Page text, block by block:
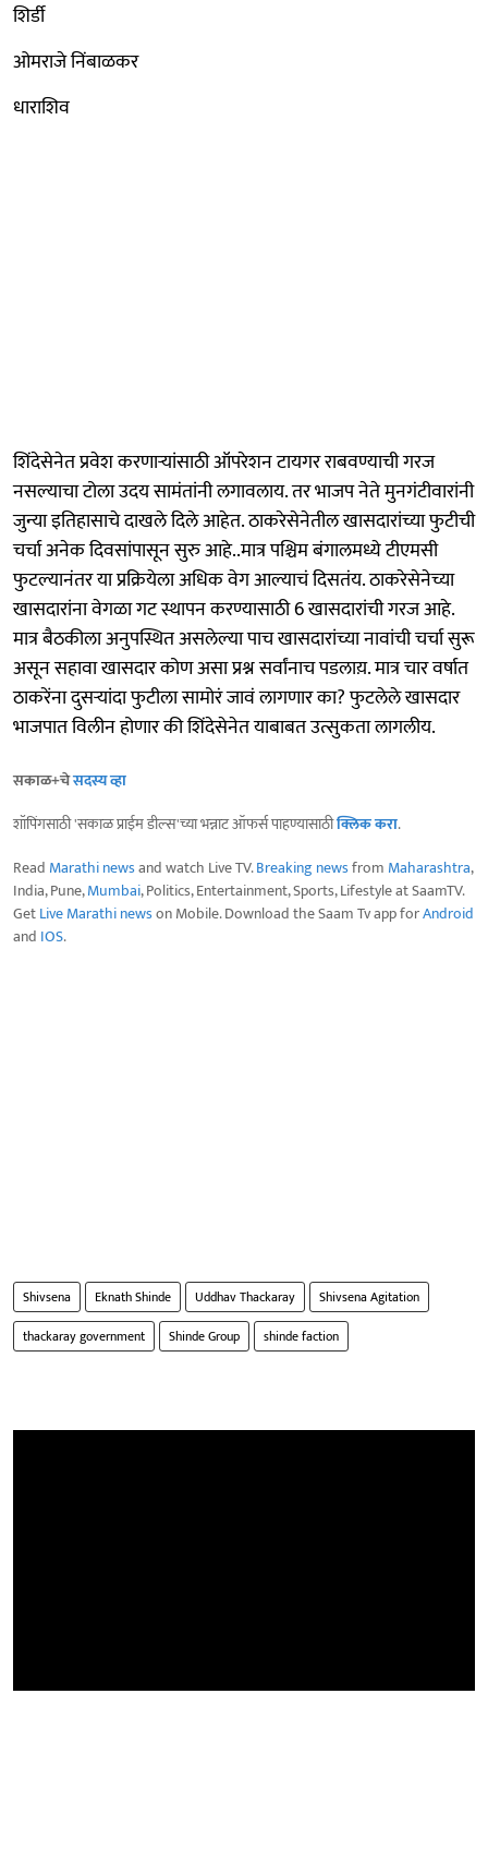
शिर्डी
ओमराजे निंबाळकर
धाराशिव
शिंदेसेनेत प्रवेश करणाऱ्यांसाठी ऑपरेशन टायगर राबवण्याची गरज
नसल्याचा टोला उदय सामंतांनी लगावलाय. तर भाजप नेते मुनगंटीवारांनी
जुन्या इतिहासाचे दाखले दिले आहेत. ठाकरेसेनेतील खासदारांच्या फुटीची
चर्चा अनेक दिवसांपासून सुरु आहे..मात्र पश्चिम बंगालमध्ये टीएमसी
फुटल्यानंतर या प्रक्रियेला अधिक वेग आल्याचं दिसतंय. ठाकरेसेनेच्या
खासदारांना वेगळा गट स्थापन करण्यासाठी 6 खासदारांची गरज आहे.
मात्र बैठकीला अनुपस्थित असलेल्या पाच खासदारांच्या नावांची चर्चा सुरू
असून सहावा खासदार कोण असा प्रश्न सर्वांनाच पडलाय़. मात्र चार वर्षात
ठाकरेंना दुसऱ्यांदा फुटीला सामोरं जावं लागणार का? फुटलेले खासदार
भाजपात विलीन होणार की शिंदेसेनेत याबाबत उत्सुकता लागलीय.
सकाळ+चेसदस्य व्हा
शॉपिंगसाठी 'सकाळ प्राईम डील्स'च्या भन्नाट ऑफर्स पाहण्यासाठीक्लिक करा.
Read Marathi newsand watch Live TV.Breaking newsfrom Maharashtra,
India, Pune,Mumbai, Politics, Entertainment, Sports, Lifestyle at SaamTV.
GetLive Marathi newson Mobile. Download the Saam Tv app forAndroid
and IOS.
Shivsena Eknath Shinde Uddhav Thackaray
Shivsena Agitation
thackaray government
Shinde Group shinde faction